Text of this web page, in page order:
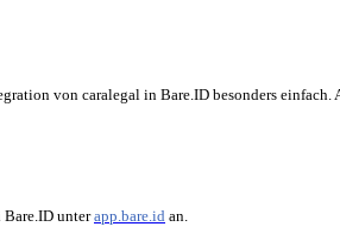
von caralegal in Bare.ID besonders
unterapp.bare.id an.